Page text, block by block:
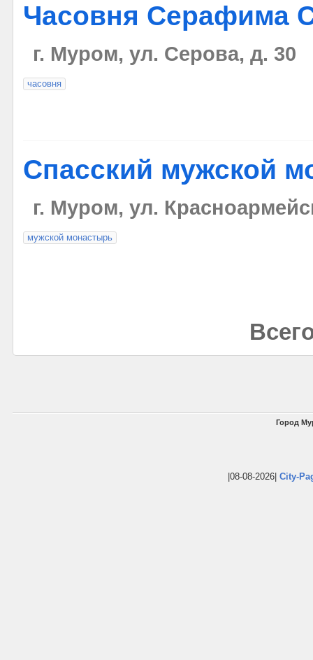
Часовня Серафима
г. Муром, ул. Серова, д. 30
часовня
Спасский мужской
г. Муром, ул.
мужской монастырь
Город
|08-08-2026| City-